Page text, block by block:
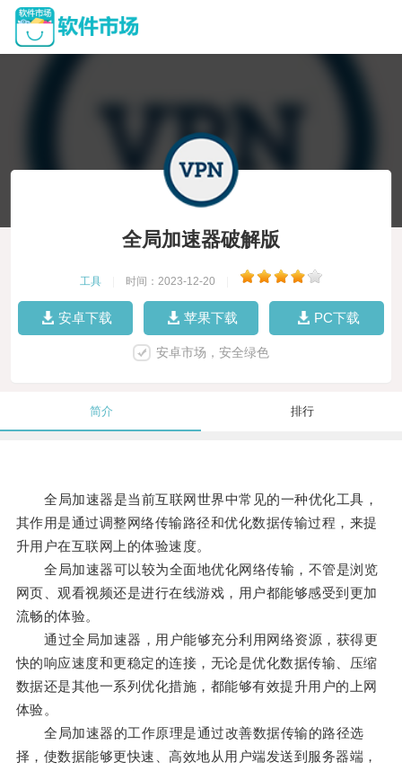
全局加速器破解版
工具 时间：2023-12-20
安卓下载 苹果下载 PC下载
安卓市场，安全绿色
简介 排行
全局加速器是当前互联网世界中常见的一种优化工具，
其作用是通过调整网络传输路径和优化数据传输过程，来提
升用户在互联网上的体验速度。
全局加速器可以较为全面地优化网络传输，不管是浏览
网页、观看视频还是进行在线游戏，用户都能够感受到更加
流畅的体验。
通过全局加速器，用户能够充分利用网络资源，获得更
快的响应速度和更稳定的连接，无论是优化数据传输、压缩
数据还是其他一系列优化措施，都能够有效提升用户的上网
体验。
全局加速器的工作原理是通过改善数据传输的路径选
择，使数据能够更快速、高效地从用户端发送到服务器端，